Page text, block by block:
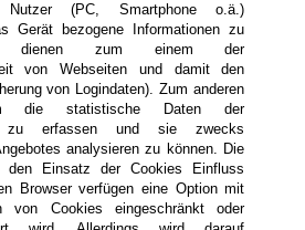
Nutzer (PC, Smartphone o.ä.)
Gerät bezogene Informationen zu
dienen zum einem der
von Webseiten und damit den
von Logindaten). Zum anderen
die statistische Daten der
zu erfassen und sie zwecks
analysieren zu können. Die
den Einsatz der Cookies Einfluss
Browser verfügen eine Option mit
von Cookies eingeschränkt oder